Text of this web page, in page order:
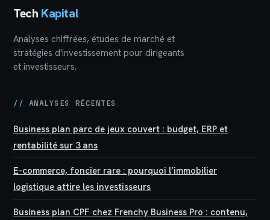
Tech Kapital
Analyses chiffrées, études de marché et
stratégies d'investissement pour dirigeants
et investisseurs.
// ANALYSES RÉCENTES
Business plan parc de jeux couvert : budget, ERP et
rentabilité sur 3 ans
E-commerce, foncier rare : pourquoi l’immobilier
logistique attire les investisseurs
Business plan CPF chez Frenchy Business Pro : contenu,